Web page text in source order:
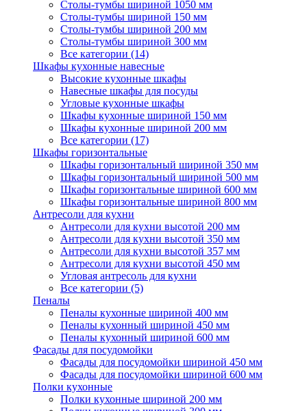
Столы-тумбы шириной 1050 мм
Столы-тумбы шириной 150 мм
Столы-тумбы шириной 200 мм
Столы-тумбы шириной 300 мм
Все категории (14)
Шкафы кухонные навесные
Высокие кухонные шкафы
Навесные шкафы для посуды
Угловые кухонные шкафы
Шкафы кухонные шириной 150 мм
Шкафы кухонные шириной 200 мм
Все категории (17)
Шкафы горизонтальные
Шкафы горизонтальный шириной 350 мм
Шкафы горизонтальный шириной 500 мм
Шкафы горизонтальные шириной 600 мм
Шкафы горизонтальные шириной 800 мм
Антресоли для кухни
Антресоли для кухни высотой 200 мм
Антресоли для кухни высотой 350 мм
Антресоли для кухни высотой 357 мм
Антресоли для кухни высотой 450 мм
Угловая антресоль для кухни
Все категории (5)
Пеналы
Пеналы кухонные шириной 400 мм
Пеналы кухонный шириной 450 мм
Пеналы кухонный шириной 600 мм
Фасады для посудомойки
Фасады для посудомойки шириной 450 мм
Фасады для посудомойки шириной 600 мм
Полки кухонные
Полки кухонные шириной 200 мм